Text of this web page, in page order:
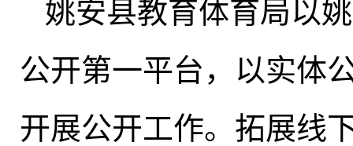
姚安县教育体育局以
公开第一平台 ， 以实体
开展公开工作。拓展线